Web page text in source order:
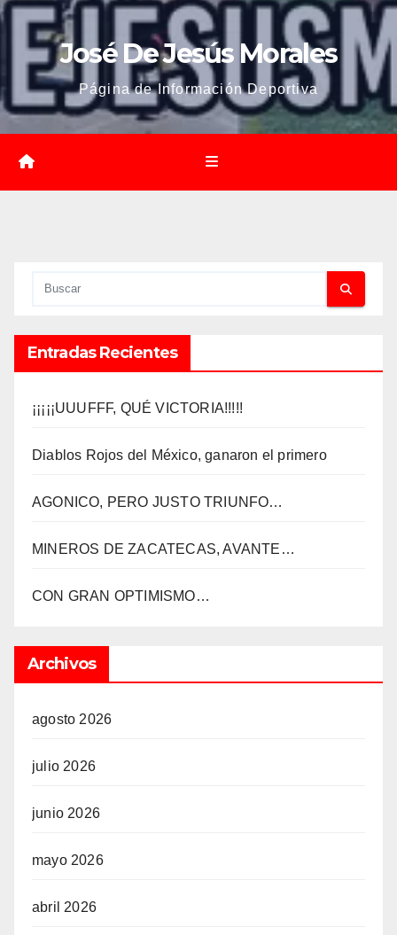
José De Jesús Morales
Página de Información Deportiva
Entradas Recientes
¡¡¡¡¡UUUFFF, QUÉ VICTORIA!!!!!
Diablos Rojos del México, ganaron el primero
AGONICO, PERO JUSTO TRIUNFO…
MINEROS DE ZACATECAS, AVANTE…
CON GRAN OPTIMISMO…
Archivos
agosto 2026
julio 2026
junio 2026
mayo 2026
abril 2026